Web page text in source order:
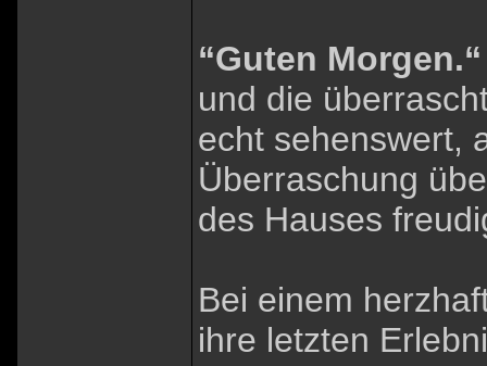
“Guten Morgen.“
und die
echt sehenswert,
Überraschung
des Hauses
Bei einem
ihre letzten